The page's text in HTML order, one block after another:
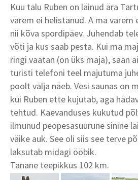
Kuu talu Ruben on läinud ära
varem ei helistanud. A ma
nii kõva spordipäev. Juhendab
võti ja kus saab pesta. Kui ma
ringi vaatan (on üks maja), saan
turisti telefoni teel majutuma
poolt välja näeb. Vesi saunas on
kui Ruben ette kujutab, aga
tehtud. Kaevanduses kukutud
ilmunud peopesasuurune sinine
väike auk. See oli siis see terve
laksutab midagi ööbik.
Tänane teepikkus 102 km.